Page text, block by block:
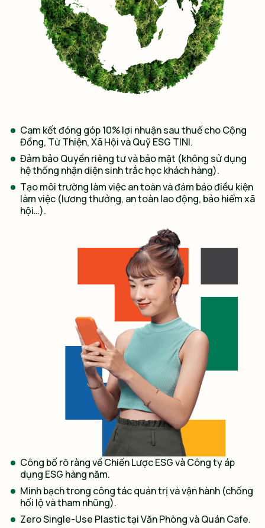
Cam kết đóng góp 10% lợi nhuận sau thuế cho Cộng
Đồng, Từ Thiện, Xã Hội và Quỹ ESG TINI.
Đảm bảo Quyền riêng tư và bảo mật (không sử dụng
hệ thống nhận diện sinh trắc học khách hàng).
Tạo môi trường làm việc an toàn và đảm bảo điều kiện
làm việc (lương thưởng, an toàn lao động, bảo hiểm xã
hội…).
Công bố rõ ràng về Chiến Lược ESG và Công ty áp
dụng ESG hàng năm.
Minh bạch trong công tác quản trị và vận hành (chống
hối lộ và tham nhũng).
Zero Single-Use Plastic tại Văn Phòng và Quán Cafe.